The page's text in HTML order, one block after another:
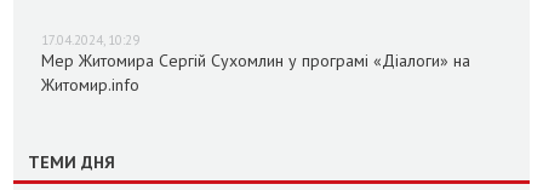
17.04.2024, 10:29
Мер Житомира Сергій Сухомлин у програмі «Діалоги» на
Житомир.info
ТЕМИ ДНЯ